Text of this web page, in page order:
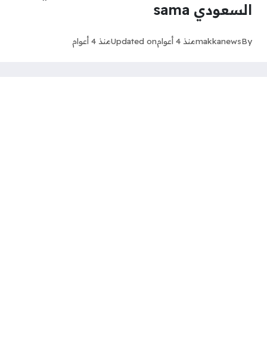
السعودي sama
By
makkanewsمنذ 4 أعوام Updated onمنذ 4 أعوام